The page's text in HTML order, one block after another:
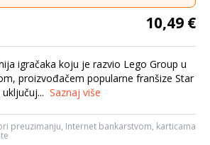
10,49 €
igračaka koju je razvio Lego Group u
proizvođačem popularne franšize Star
Saznaj više
preuzimanju, Internet bankarstvom, karticama